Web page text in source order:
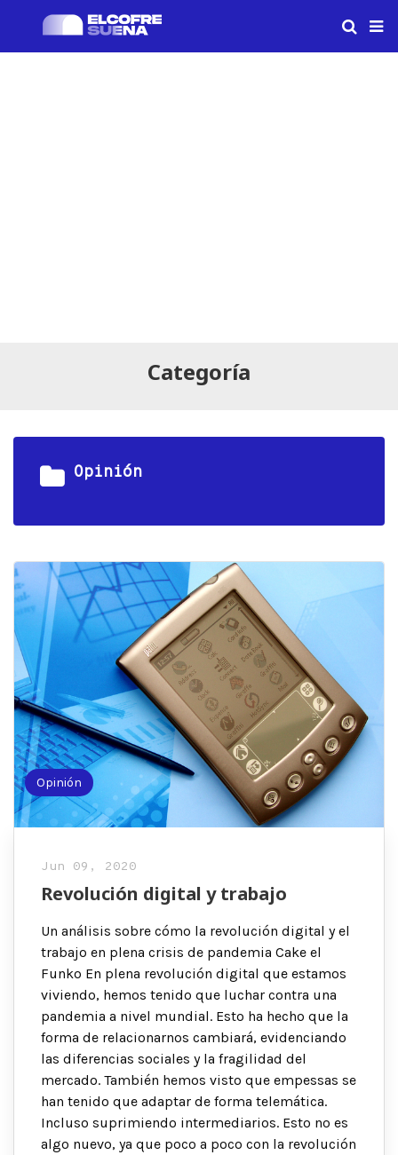
Categoría
Opinión
Opinión
Jun 09, 2020
Revolución digital y trabajo
Un análisis sobre cómo la revolución digital y el
trabajo en plena crisis de pandemia Cake el
Funko En plena revolución digital que estamos
viviendo, hemos tenido que luchar contra una
pandemia a nivel mundial. Esto ha hecho que la
forma de relacionarnos cambiará, evidenciando
las diferencias sociales y la fragilidad del
mercado. También hemos visto que empessas se
han tenido que adaptar de forma telemática.
Incluso suprimiendo intermediarios. Esto no es
algo nuevo, ya que poco a poco con la revolución